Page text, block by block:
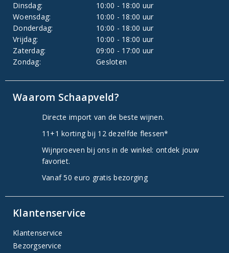
Dinsdag:
10:00 - 18:00 uur
Woensdag:
10:00 - 18:00 uur
Donderdag:
10:00 - 18:00 uur
Vrijdag:
10:00 - 18:00 uur
Zaterdag:
09:00 - 17:00 uur
Zondag:
Gesloten
Waarom Schaapveld?
Directe import van de beste wijnen.
11+1 korting bij 12 dezelfde flessen*
Wijnproeven bij ons in de winkel: ontdek jouw
favoriet.
Vanaf 50 euro gratis bezorging
Klantenservice
Klantenservice
Bezorgservice